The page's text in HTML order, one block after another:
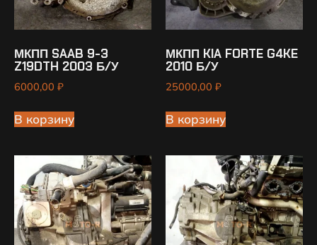
МКПП SAAB 9-3
Z19DTH 2003 Б/У
6000,00 ₽
В корзину
МКПП KIA FORTE G4KE
2010 Б/У
25000,00 ₽
В корзину